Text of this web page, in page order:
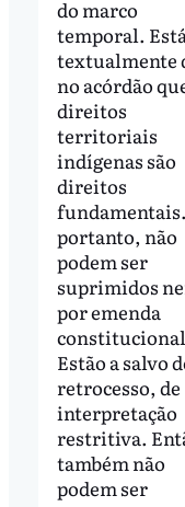
do marco
temporal. Está
textualmente
no acórdão
direitos
territoriais
indígenas são
direitos
portanto, não
podem ser
suprimidos
por emenda
Estão a salvo
retrocesso, de
interpretação
restritiva.
também não
podem ser